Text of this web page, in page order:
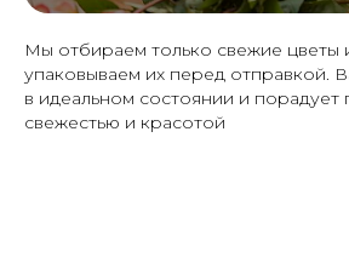
Мы отбираем только свежие цветы
упаковываем их перед отправкой.
в идеальном состоянии и порадует
свежестью и красотой